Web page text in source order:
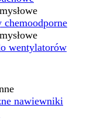
chemoodporne
wentylatorów
nawiewniki